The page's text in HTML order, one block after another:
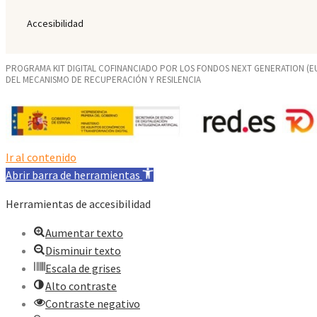
Accesibilidad
PROGRAMA KIT DIGITAL COFINANCIADO POR LOS FONDOS NEXT GENERATION
DEL MECANISMO DE RECUPERACIÓN Y RESILENCIA
Ir al contenido
Abrir barra de herramientas
Herramientas de accesibilidad
Aumentar texto
Disminuir texto
Escala de grises
Alto contraste
Contraste negativo